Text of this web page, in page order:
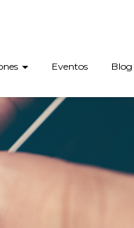
Eventos Blog